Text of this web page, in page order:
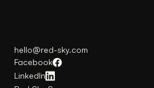
hello@red-sky.com
Facebook
LinkedIn